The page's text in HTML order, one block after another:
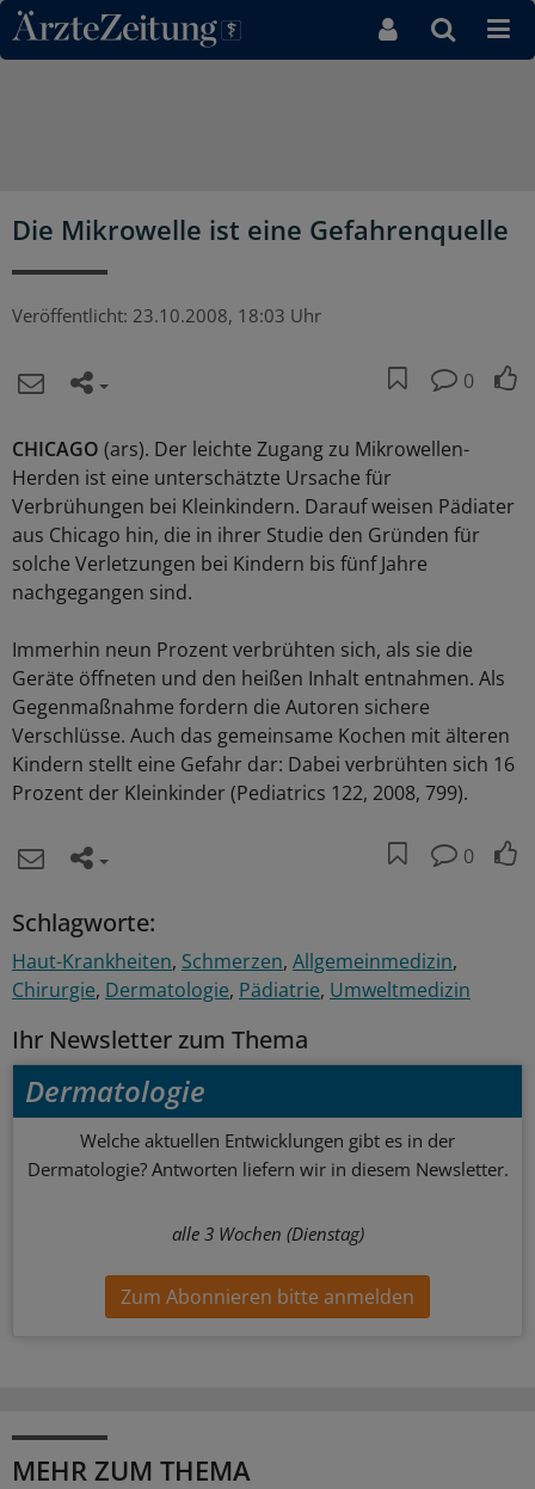
Direkt zum Inhaltsbereich
Die Mikrowelle ist eine Gefahrenquelle
Veröffentlicht: 23.10.2008, 18:03 Uhr
0
CHICAGO (ars). Der leichte Zugang zu Mikrowellen-
Herden ist eine unterschätzte Ursache für
Verbrühungen bei Kleinkindern. Darauf weisen Pädiater
aus Chicago hin, die in ihrer Studie den Gründen für
solche Verletzungen bei Kindern bis fünf Jahre
nachgegangen sind.
Immerhin neun Prozent verbrühten sich, als sie die
Geräte öffneten und den heißen Inhalt entnahmen. Als
Gegenmaßnahme fordern die Autoren sichere
Verschlüsse. Auch das gemeinsame Kochen mit älteren
Kindern stellt eine Gefahr dar: Dabei verbrühten sich 16
Prozent der Kleinkinder (Pediatrics 122, 2008, 799).
0
Schlagworte:
Haut-Krankheiten Schmerzen Allgemeinmedizin
Chirurgie Dermatologie Pädiatrie Umweltmedizin
Ihr Newsletter zum Thema
Dermatologie
Welche aktuellen Entwicklungen gibt es in der
Dermatologie? Antworten liefern wir in diesem Newsletter.
alle 3 Wochen (Dienstag)
Zum Abonnieren bitte anmelden
MEHR ZUM THEMA